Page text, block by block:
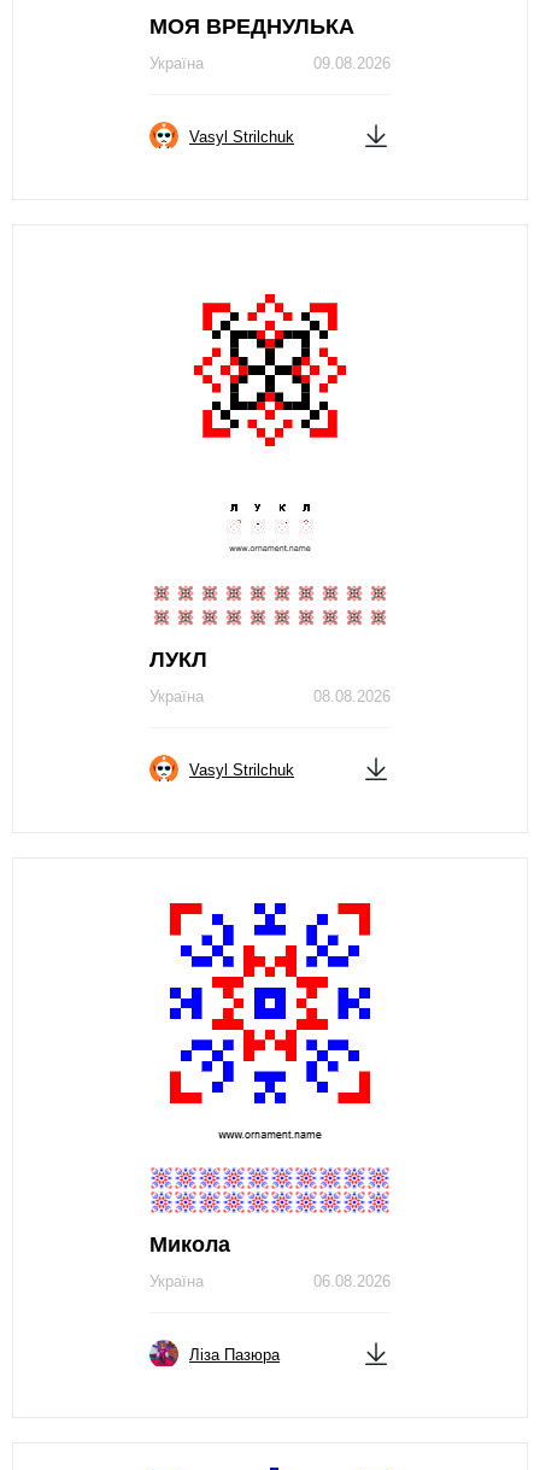
МОЯ ВРЕДНУЛЬКА
09.08.2026
Україна
Vasyl Strilchuk
ЛУКЛ
08.08.2026
Україна
Vasyl Strilchuk
Микола
06.08.2026
Україна
Ліза Пазюра